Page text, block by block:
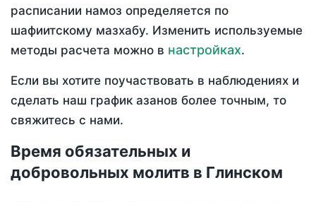
расписании намоз определяется по
шафиитскому мазхабу. Изменить используемые
методы расчета можно в настройках.
Если вы хотите поучаствовать в наблюдениях и
сделать наш график азанов более точным, то
свяжитесь с нами.
Время обязательных и
добровольных молитв в Глинском